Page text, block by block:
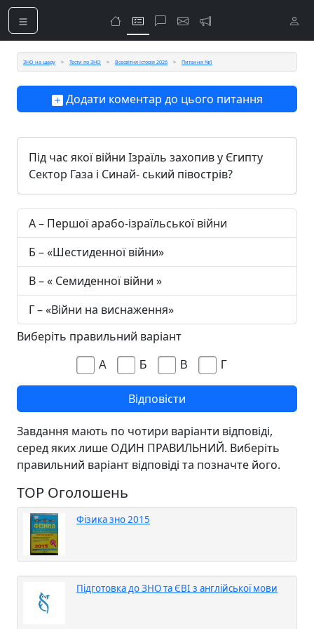
ЗНО на шару Тести по ЗНО Всесвітня історія 2026 Питання №1
Додати коментар до цього питання
Під час якої війни Ізраїль захопив у Єгипту
Сектор Газа і Синай- ський півострів?
А – Першої арабо-ізраїльської війни
Б – «Шестиденної війни»
В – « Семиденної війни »
Г – «Війни на виснаження»
Виберіть правильний варіант
А Б В Г
Завдання мають по чотири варіанти відповіді,
серед яких лише ОДИН ПРАВИЛЬНИЙ. Виберіть
правильний варіант відповіді та позначте його.
TOP Оголошень
Фізика зно 2015
Підготовка до ЗНО та ЄВІ з англійської мови